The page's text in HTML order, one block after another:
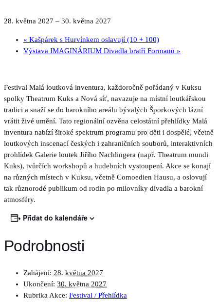
28. května 2027 – 30. května 2027
« Kašpárek s Hurvínkem oslavují (10 + 100)
Výstava IMAGINÁRIUM Divadla bratří Formanů »
Festival Malá loutková inventura, každoročně pořádaný v Kuksu
spolky Theatrum Kuks a Nová síť, navazuje na místní loutkářskou
tradici a snaží se do barokního areálu bývalých Šporkových lázní
vrátit živé umění. Tato regionální ozvěna celostátní přehlídky Malá
inventura nabízí široké spektrum programu pro děti i dospělé, včetně
loutkových inscenací českých i zahraničních souborů, interaktivních
prohlídek Galerie loutek Jiřího Nachlingera (např. Theatrum mundi
Kuks), tvůrčích workshopů a hudebních vystoupení. Akce se konají
na různých místech v Kuksu, včetně Comoedien Hausu, a oslovují
tak různorodé publikum od rodin po milovníky divadla a barokní
atmosféry.
Přidat do kalendáře
Podrobnosti
Zahájení: 28. května 2027
Ukončení: 30. května 2027
Rubrika Akce: Festival / Přehlídka